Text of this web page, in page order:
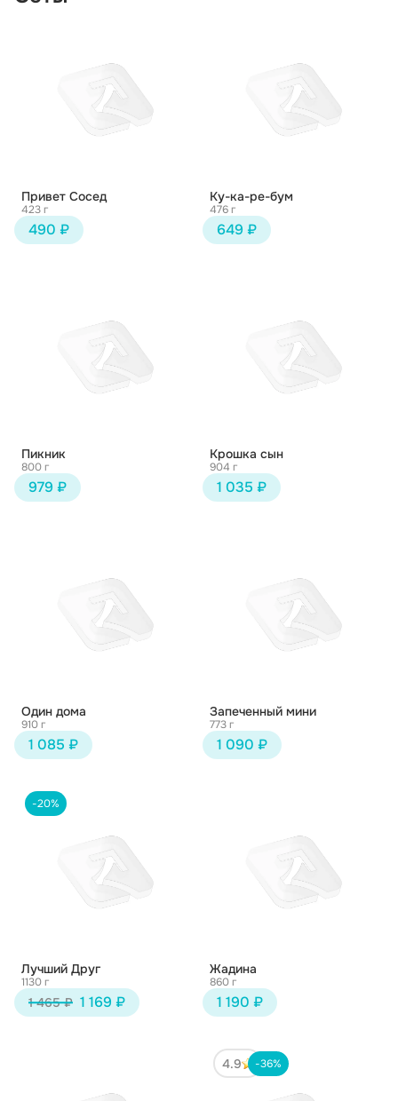
Привет Сосед
423 г
490 ₽
Ку-ка-ре-бум
476 г
649 ₽
Пикник
800 г
979 ₽
Крошка сын
904 г
1 035 ₽
Один дома
910 г
1 085 ₽
Запеченный мини
773 г
1 090 ₽
-20%
Лучший Друг
1130 г
1 465 ₽ 1 169 ₽
Жадина
860 г
1 190 ₽
4.9 -36%